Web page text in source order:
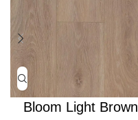
Bloom Light Brown